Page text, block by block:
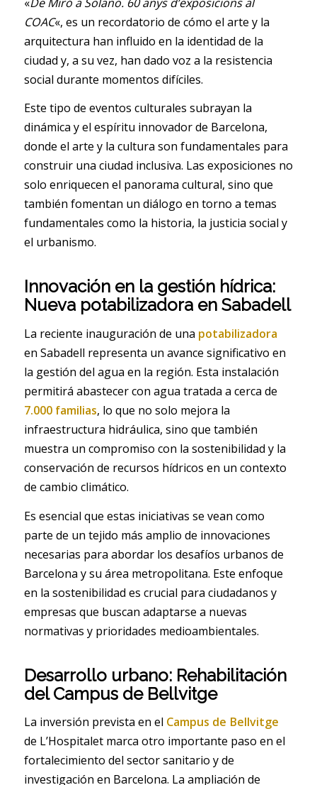
COAC«, es un recordatorio de cómo el arte y la
arquitectura han influido en la identidad de la
ciudad y, a su vez, han dado voz a la resistencia
social durante momentos difíciles.
Este tipo de eventos culturales subrayan la
dinámica y el espíritu innovador de Barcelona,
donde el arte y la cultura son fundamentales para
construir una ciudad inclusiva. Las exposiciones no
solo enriquecen el panorama cultural, sino que
también fomentan un diálogo en torno a temas
fundamentales como la historia, la justicia social y
el urbanismo.
Innovación en la gestión hídrica:
Nueva potabilizadora en Sabadell
La reciente inauguración de una potabilizadora
en Sabadell representa un avance significativo en
la gestión del agua en la región. Esta instalación
permitirá abastecer con agua tratada a cerca de
7.000 familias, lo que no solo mejora la
infraestructura hidráulica, sino que también
muestra un compromiso con la sostenibilidad y la
conservación de recursos hídricos en un contexto
de cambio climático.
Es esencial que estas iniciativas se vean como
parte de un tejido más amplio de innovaciones
necesarias para abordar los desafíos urbanos de
Barcelona y su área metropolitana. Este enfoque
en la sostenibilidad es crucial para ciudadanos y
empresas que buscan adaptarse a nuevas
normativas y prioridades medioambientales.
Desarrollo urbano: Rehabilitación
del Campus de Bellvitge
La inversión prevista en el Campus de Bellvitge
de L’Hospitalet marca otro importante paso en el
fortalecimiento del sector sanitario y de
investigación en Barcelona. La ampliación de